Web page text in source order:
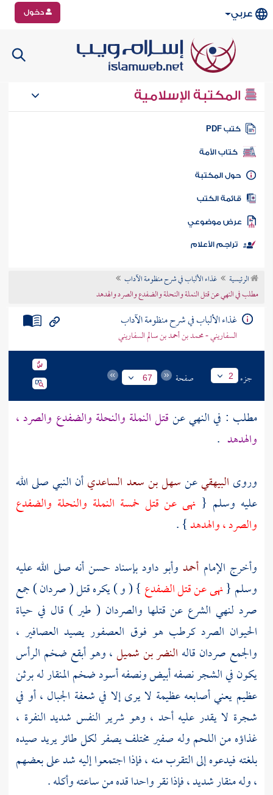
عربي دخول
المكتبة الإسلامية
كتب PDF
كتاب الأمة
المكتبة
الكتب
موضوعي
تراجم الأعلام
الرئيسية
غذاء الألباب في شرح منظومة الآداب
مطلب في النهي عن قتل النملة والنحلة والضفدع والصرد والهدهد
غذاء الألباب في شرح منظومة الآداب
السفاريني - محمد بن أحمد بن سالم السفاريني
جزء 2 صفحة 67
مطلب : في النهي عنقتل النملة والنحلة والضفدع والصرد ،
والهدهد .
وروى البيهقيعنسهل بن سعد الساعديأن النبي صلى الله
عليه وسلم { نهى عن قتل خمسة النملة والنحلة والضفدع
والصرد ، والهدهد} .
وأخرج الإمام أحمد وأبو داودبإسناد حسن أنه صلى الله عليه
وسلم {نهى عن قتل الضفدع } ( و ) يكره قتل ( صردان ) جمع
صرد لنهي الشرع عن قتلها والصردان ( طير ) قال في حياة
الحيوان الصرد كرطب هو فوق العصفور يصيد العصافير ،
والجمع صردان قاله النضر بن شميل، وهو أبقع ضخم الرأس
يكون في الشجر نصفه أبيض ونصفه أسود ضخم المنقار له برثن
عظيم يعني أصابعه عظيمة لا يرى إلا في شعفة الجبال ، أو في
شجرة لا يقدر عليه أحد ، وهو شرير النفس شديد النفرة ،
غذاؤه من اللحم وله صفير مختلف يصفر لكل طائر يريد صيده
بلغته فيدعوه إلى التقرب منه ، فإذا اجتمعوا إليه شد على بعضهم
، وله منقار شديد ، فإذا نقر واحدا قده من ساعته وأكله .